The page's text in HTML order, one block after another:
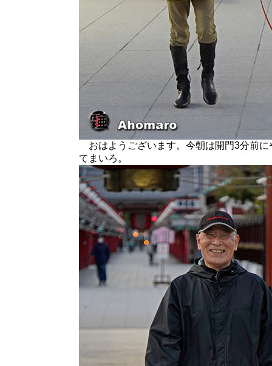
おはようございます。今朝は開門3分前
てまいろ。